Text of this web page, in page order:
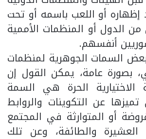
إظهاره أو اللعب باسمه أو تحت
من الدول أو المنظمات الأممية
أنفسهم.
بعض السمات الجوهرية لمنظمات
بصورة عامة، يمكن القول إن
الحرة هي السمة
عن التكوينات والروابط
أو المتوارثة في المجتمع
العشيرة والطائفة، وعن تلك